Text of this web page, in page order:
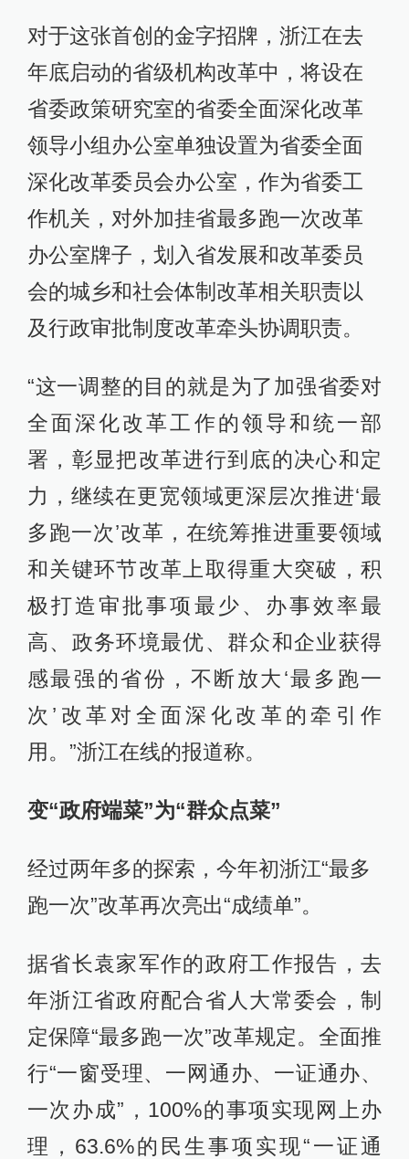
对于这张首创的金字招牌，浙江在去
年底启动的省级机构改革中，将设在
省委政策研究室的省委全面深化改革
领导小组办公室单独设置为省委全面
深化改革委员会办公室，作为省委工
作机关，对外加挂省最多跑一次改革
办公室牌子，划入省发展和改革委员
会的城乡和社会体制改革相关职责以
及行政审批制度改革牵头协调职责。
“这一调整的目的就是为了加强省委对
全面深化改革工作的领导和统一部
署，彰显把改革进行到底的决心和定
力，继续在更宽领域更深层次推进‘最
多跑一次’改革，在统筹推进重要领域
和关键环节改革上取得重大突破，积
极打造审批事项最少、办事效率最
高、政务环境最优、群众和企业获得
感最强的省份，不断放大‘最多跑一
次’改革对全面深化改革的牵引作
用。”浙江在线的报道称。
变“政府端菜”为“群众点菜”
经过两年多的探索，今年初浙江“最多
跑一次”改革再次亮出“成绩单”。
据省长袁家军作的政府工作报告，去
年浙江省政府配合省人大常委会，制
定保障“最多跑一次”改革规定。全面推
行“一窗受理、一网通办、一证通办、
一次办成”，100%的事项实现网上办
理，63.6%的民生事项实现“一证通